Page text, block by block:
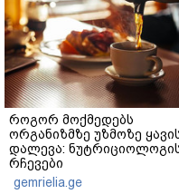
როგორ მოქმედებს
ორგანიზმზე უზმოზე
დალევა:
რჩევები
gemrielia.ge